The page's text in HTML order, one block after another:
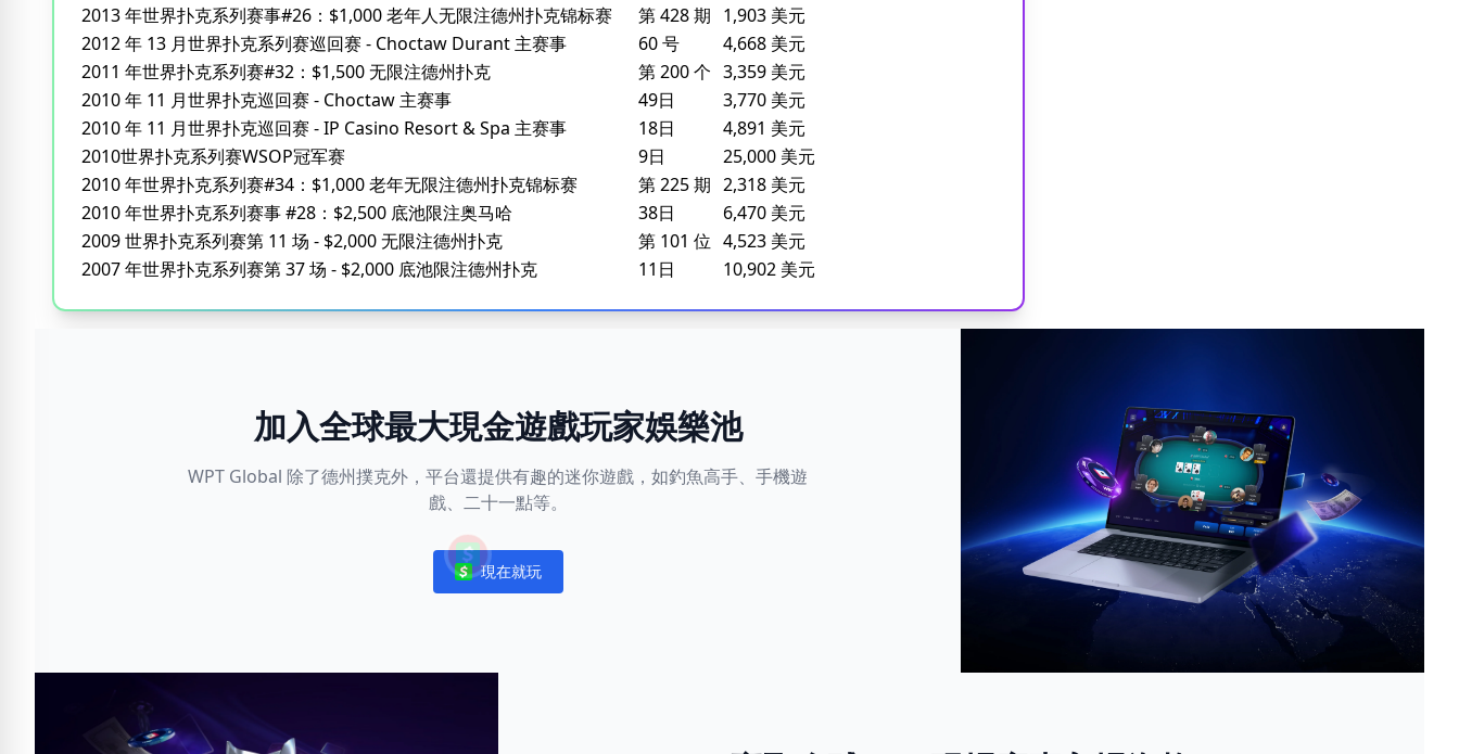
2013 年世界扑克系列赛事#26：$1,000 老年人无限注德州扑克锦标赛
第 428 期 1,903 美元
2012 年 13 月世界扑克系列赛巡回赛 - Choctaw Durant 主赛事
60 号
4,668 美元
2011 年世界扑克系列赛#32：$1,500 无限注德州扑克
第 200 个 3,359 美元
2010 年 11 月世界扑克巡回赛 - Choctaw 主赛事
49日
3,770 美元
2010 年 11 月世界扑克巡回赛 - IP Casino Resort & Spa 主赛事
18日
4,891 美元
2010世界扑克系列赛WSOP冠军赛
9日
25,000 美元
2010 年世界扑克系列赛#34：$1,000 老年无限注德州扑克锦标赛
第 225 期 2,318 美元
2010 年世界扑克系列赛事 #28：$2,500 底池限注奥马哈
38日
6,470 美元
2009 世界扑克系列赛第 11 场 - $2,000 无限注德州扑克
第 101 位 4,523 美元
2007 年世界扑克系列赛第 37 场 - $2,000 底池限注德州扑克
11日 10,902 美元
加入全球最大現金遊戲玩家娛樂池
WPT Global 除了德州撲克外，平台還提供有趣的迷你遊戲，如釣魚高手、手機遊
戲、二十一點等。
Notifications
現在就玩